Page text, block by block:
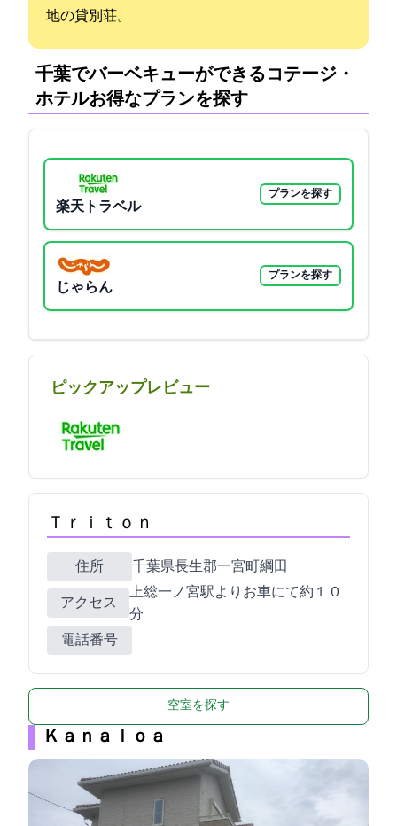
地の貸別荘。
千葉でバーベキューができるコテージ・
ホテル:お得なプランを探す
楽天トラベル
プランを探す
じゃらん
プランを探す
ピックアップレビュー
Ｔｒｉｔｏｎ
住所 千葉県長生郡一宮町綱田659-1
アクセス
上総一ノ宮駅よりお車にて約１０
分
電話番号
空室を探す
Ｋａｎａｌｏａ